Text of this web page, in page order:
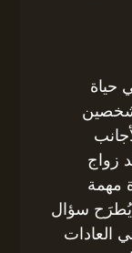
حياة
شخصين
زواج
مهمة
يُطرَح سؤال
العادات